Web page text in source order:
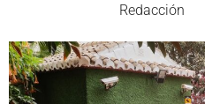
Redacción